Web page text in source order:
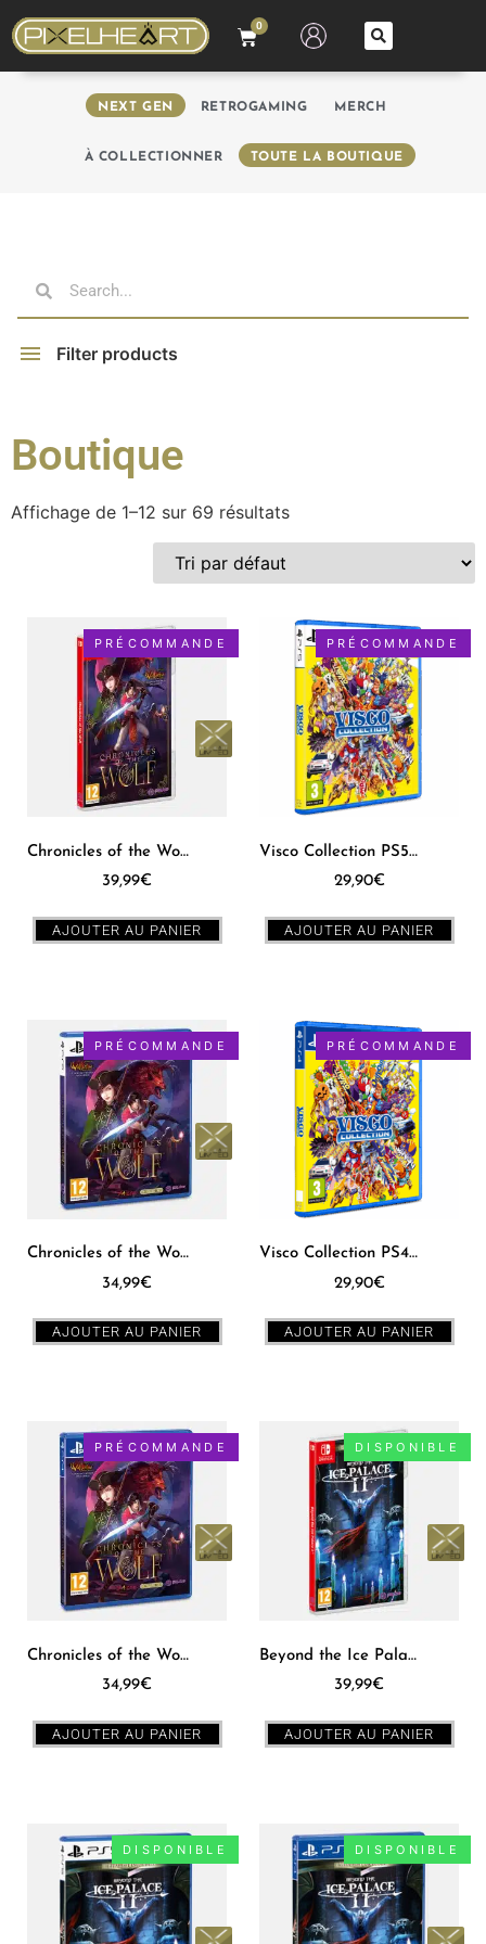
0
NEXT GEN RETROGAMING MERCH
À COLLECTIONNER TOUTE LA BOUTIQUE
Filter products
Filter by
Collections
Genre
Boutique
Affichage de 1–12 sur 69 résultats
PRÉCOMMANDE
Chronicles of the Wolf SWITCH [EUR] – PXM #17
39,99€
AJOUTER AU PANIER
PRÉCOMMANDE
Visco Collection PS5 [EUR]
29,90€
AJOUTER AU PANIER
PRÉCOMMANDE
Chronicles of the Wolf PS5 [EUR] – PXM #17
34,99€
AJOUTER AU PANIER
PRÉCOMMANDE
Visco Collection PS4 [EUR]
29,90€
AJOUTER AU PANIER
PRÉCOMMANDE
Chronicles of the Wolf PS4 [EUR] – PXM #17
34,99€
AJOUTER AU PANIER
DISPONIBLE
Beyond the Ice Palace 2 SWITCH [EUR] – PXM #16
39,99€
AJOUTER AU PANIER
DISPONIBLE DISPONIBLE